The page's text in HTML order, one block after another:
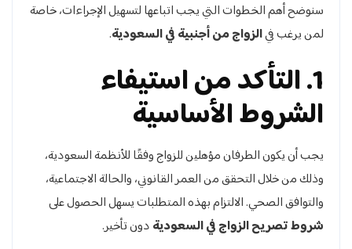
سنوضح أهم الخطوات التي يجب اتباعها لتسهيل الإجراءات، خاصة
لمن يرغب فيالزواج من أجنبية في السعودية.
1. التأكد من استيفاء
الشروط الأساسية
يجب أن يكون الطرفان مؤهلين للزواج وفقًا للأنظمة السعودية،
وذلك من خلال التحقق من العمر القانوني، والحالة الاجتماعية،
والتوافق الصحي. الالتزام بهذه المتطلبات يسهل الحصول على
شروط تصريح الزواج في السعوديةدون تأخير.